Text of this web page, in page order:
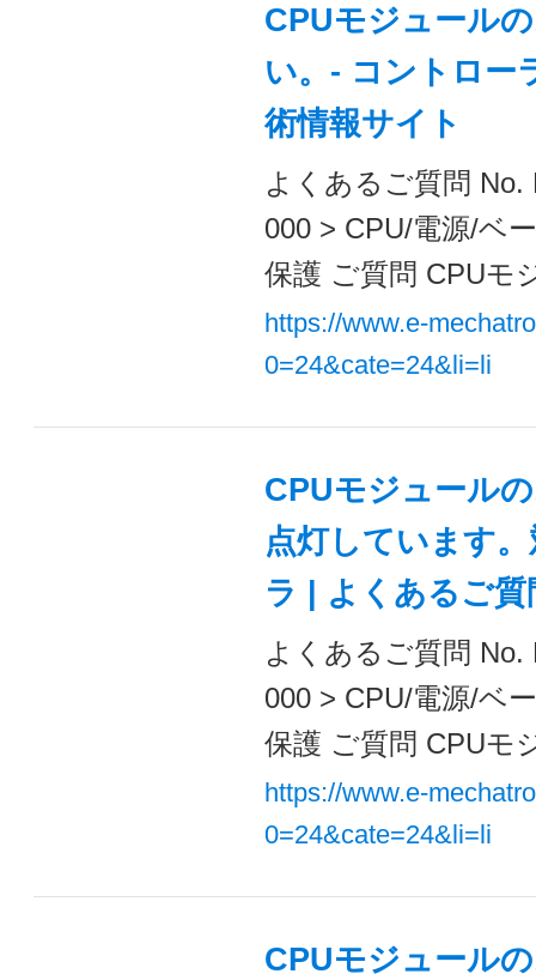
CPUモジュール
い。- コントロー
術情報サイト
よくあるご質問
000 > CPU/電源/ベ
保護 ご質問 CPUモ
https://www.e-
0=24&cate=24&li=li
CPUモジュール
点灯しています
ラ | よくあるご
よくあるご質問
000 > CPU/電源/ベ
保護 ご質問 CPUモ
https://www.e-
0=24&cate=24&li=li
CPUモジュール